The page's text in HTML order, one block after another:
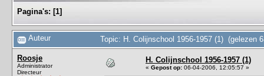
Pagina's: [1]
Auteur Topic: H. Colijnschool 1956-1957 (1) (gelezen
Roosje
Administrator
Directeur
H. Colijnschool 1956-1957 (1)
« Gepost op: 06-04-2006, 12:05:57 »